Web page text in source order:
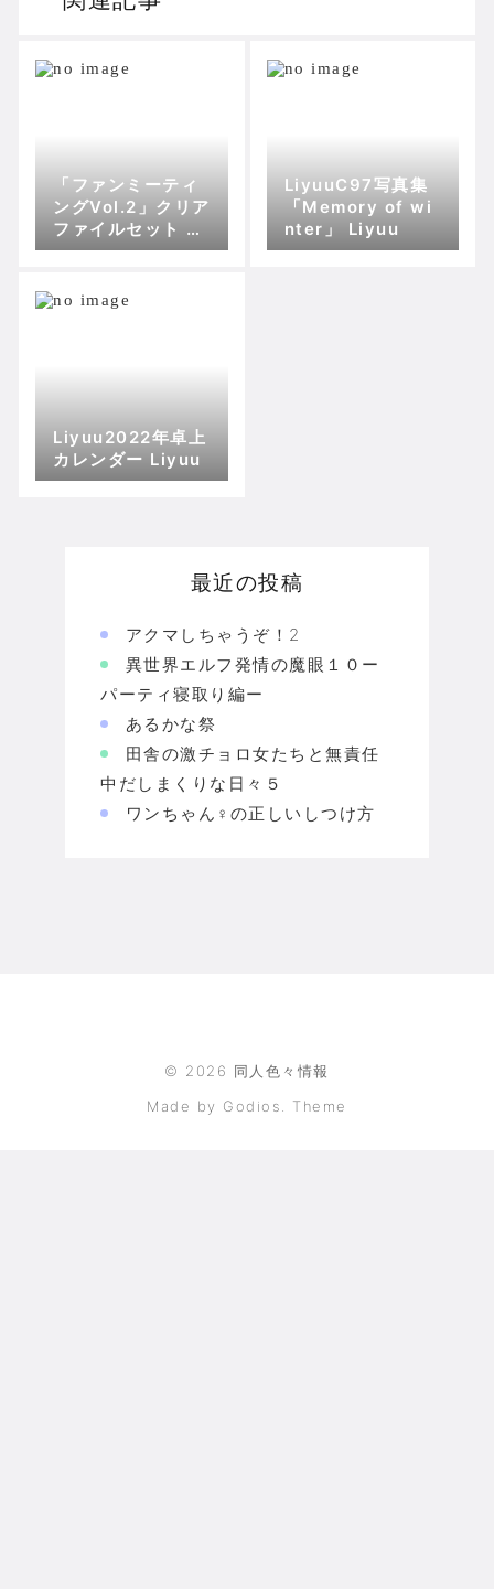
「ファンミーティ
ングVol.2」クリア
ファイルセット Li
yuu
LiyuuC97写真集
「Memory of wi
nter」 Liyuu
Liyuu2022年卓上
カレンダー Liyuu
最近の投稿
アクマしちゃうぞ！2
異世界エルフ発情の魔眼１０ー
パーティ寝取り編ー
あるかな祭
田舎の激チョロ女たちと無責任
中だしまくりな日々５
ワンちゃん♀の正しいしつけ方
© 2026 同人色々情報
Made by Godios. Theme